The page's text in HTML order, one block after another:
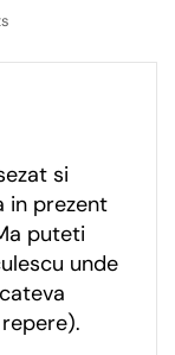
si
in prezent
puteti
unde